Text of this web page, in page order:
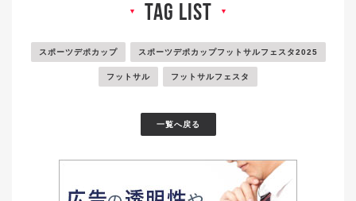
▼ tag list ▼
スポーツデポカップ スポーツデポカップフットサルフェスタ2025
フットサル フットサルフェスタ
一覧へ戻る